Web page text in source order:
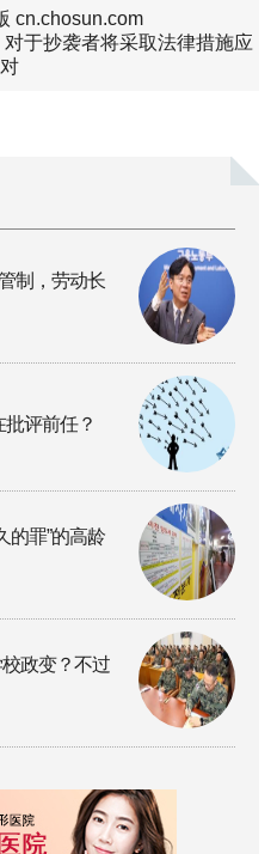
cn.chosun.com
于抄袭者将采取法律措施应
对
制，劳动长
评前任？
的罪”的高龄
政变？不过